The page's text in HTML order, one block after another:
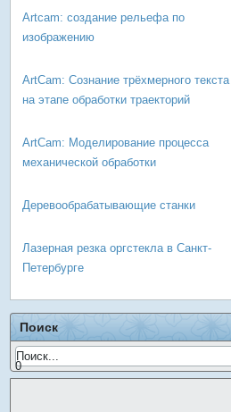
Artcam: создание рельефа по
изображению
ArtCam: Сознание трёхмерного текста
на этапе обработки траекторий
ArtCam: Моделирование процесса
механической обработки
Деревообрабатывающие станки
Лазерная резка оргстекла в Санкт-
Петербурге
Поиск
0